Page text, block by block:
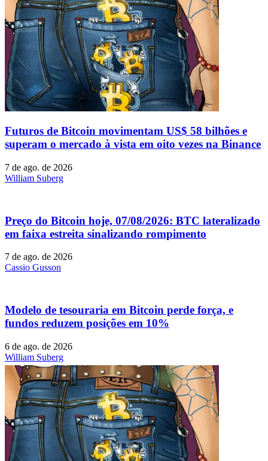
Futuros de Bitcoin movimentam US$ 58 bilhões e
superam o mercado à vista em oito vezes na Binance
7 de ago. de 2026
William Suberg
Preço do Bitcoin hoje, 07/08/2026: BTC lateralizado
em faixa estreita sinalizando rompimento
7 de ago. de 2026
Cassio Gusson
Modelo de tesouraria em Bitcoin perde força, e
fundos reduzem posições em 10%
6 de ago. de 2026
William Suberg